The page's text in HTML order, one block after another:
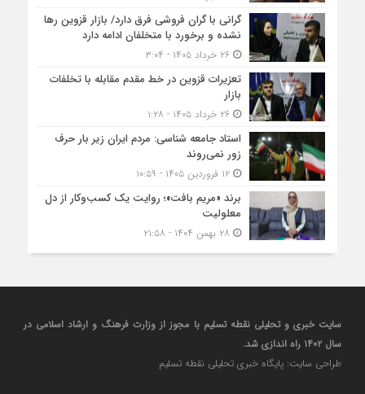
گرانی با گران‌ فروشی فرق دارد/ بازار قزوین رها
نشده و برخورد با متخلفان ادامه دارد
۲۶ خرداد ۱۴۰۵ - ۳:۰۴
تعزیرات قزوین در خط مقدم مقابله با تخلفات
بازار
۲۶ خرداد ۱۴۰۵ - ۱:۲۸
استاد جامعه شناسی: مردم ایران زیر بار حرف
زور نمی‌روند
۱۲ فروردین ۱۴۰۵ - ۱۰:۵۹
برند «مریم بافت»؛ روایت یک کسب‌‌وکار از دل
معلولیت
سایت خبری و تحلیلی نقطه تسلیم با مجوز از وزارت فرهنگ و ارشاد اسلامی در
سال ۱۴۰۲ راه اندازی شد.
طراحی سایت: پایگاه خبری تحلیلی نقطه تسلیم